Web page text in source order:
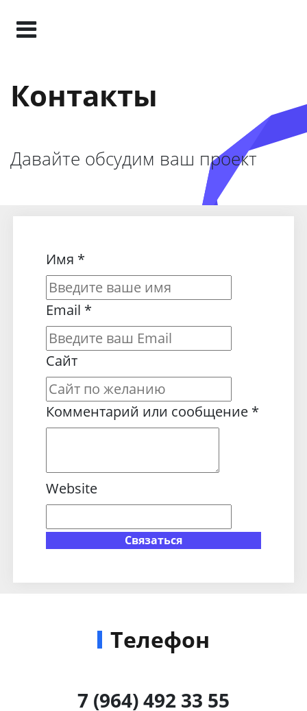
Контакты
Давайте обсудим ваш проект
Имя *
Email *
Сайт
Комментарий или сообщение *
Website
Связаться
Телефон
7 (964) 492 33 55